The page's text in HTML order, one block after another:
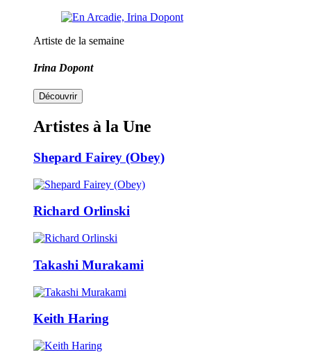
Artiste de la semaine
Irina Dopont
Découvrir
Artistes à la Une
Shepard Fairey (Obey)
Richard Orlinski
Takashi Murakami
Keith Haring